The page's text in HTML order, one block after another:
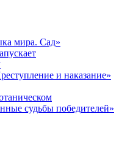
мира. Сад»
и наказание»
судьбы победителей»